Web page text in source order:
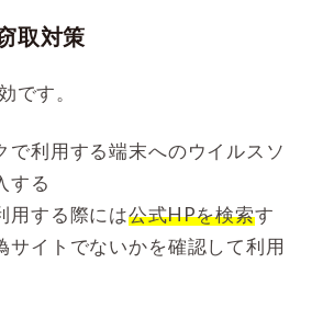
取対策
です。
で利用する端末へのウイルスソ
する
用する際には公式HPを検索す
サイトでないかを確認して利用